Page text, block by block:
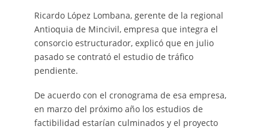
Ricardo López Lombana, gerente de la regional
Antioquia de Mincivil, empresa que integra el
consorcio estructurador, explicó que en julio
pasado se contrató el estudio de tráfico
pendiente.
De acuerdo con el cronograma de esa empresa,
en marzo del próximo año los estudios de
factibilidad estarían culminados y el proyecto